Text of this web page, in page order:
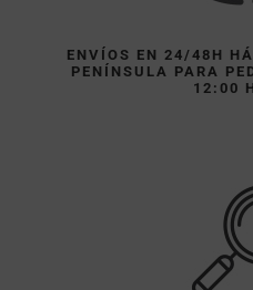
ENVÍOS EN 24/48H
PENÍNSULA PARA
12:00